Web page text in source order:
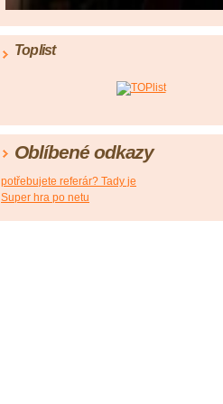
Toplist
Oblíbené odkazy
potřebujete referár? Tady je
Super hra po netu